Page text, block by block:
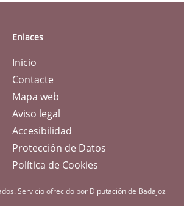
Enlaces
Inicio
Contacte
Mapa web
Aviso legal
Accesibilidad
Protección de Datos
Política de Cookies
Servicio ofrecido por Diputación de Badajoz